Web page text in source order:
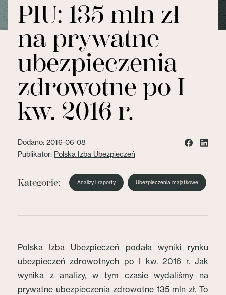
PIU: 135 mln zł
na prywatne
ubezpieczenia
zdrowotne po I
kw. 2016 r.
Dodano: 2016-06-08
Publikator: Polska Izba Ubezpieczeń
Kategorie: Analizy i raporty Ubezpieczenia majątkowe
Polska Izba Ubezpieczeń podała wyniki rynku
ubezpieczeń zdrowotnych po I kw. 2016 r. Jak
wynika z analizy, w tym czasie wydaliśmy na
prywatne ubezpieczenia zdrowotne 135 mln zł. To